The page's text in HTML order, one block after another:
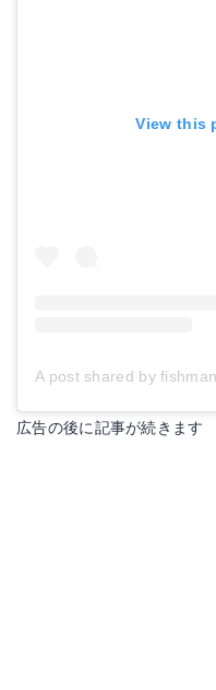
View this
A post shared by
広告の後に記事が続きます